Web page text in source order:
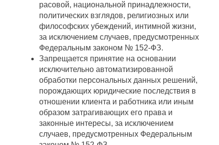
расовой, национальной принадлежности,
политических взглядов, религиозных или
философских убеждений, интимной жизни,
за исключением случаев, предусмотренных
Федеральным законом № 152-ФЗ.
Запрещается принятие на основании
исключительно автоматизированной
обработки персональных данных решений,
порождающих юридические последствия в
отношении клиента и работника или иным
образом затрагивающих его права и
законные интересы, за исключением
случаев, предусмотренных Федеральным